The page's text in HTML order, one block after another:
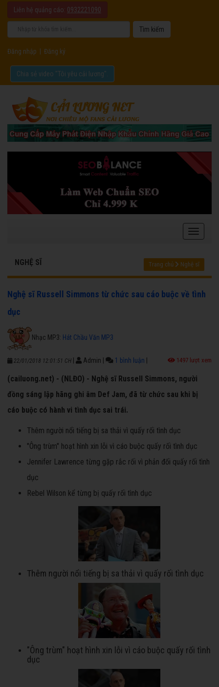
Liên hệ quảng cáo: 0932221090
Đăng nhập Đăng ký
Chia sẻ video "Tôi yêu cải lương".
NGHỆ SĨ Trang chủ Nghệ sĩ
Nghệ sĩ Russell Simmons từ chức sau cáo buộc về tình
dục
Nhạc MP3: Hát Chầu Văn MP3
22/01/2018 12:01:51 CH Admin 1 bình luận 1497 lượt xem
(cailuong.net) - (NLĐO) - Nghệ sĩ Russell Simmons, người
đồng sáng lập hãng ghi âm Def Jam, đã từ chức sau khi bị
cáo buộc có hành vi tình dục sai trái.
Thêm người nổi tiếng bị sa thải vì quấy rối tình dục
"Ông trùm" hoạt hình xin lỗi vì cáo buộc quấy rối tình dục
Jennifer Lawrence từng gặp rắc rối vì phản đối quấy rối tình
dục
Rebel Wilson kể từng bị quấy rối tình dục
Thêm người nổi tiếng bị sa thải vì quấy rối tình dục
"Ông trùm" hoạt hình xin lỗi vì cáo buộc quấy rối tình
dục